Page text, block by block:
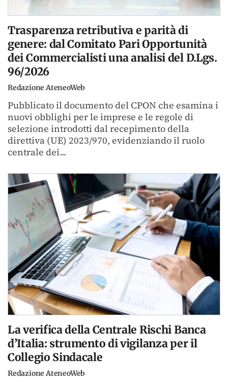
Trasparenza retributiva e parità di
genere: dal Comitato Pari Opportunità
dei Commercialisti una analisi del D.Lgs.
96/2026
Redazione AteneoWeb
Pubblicato il documento del CPON che esamina i
nuovi obblighi per le imprese e le regole di
selezione introdotti dal recepimento della
direttiva (UE) 2023/970, evidenziando il ruolo
centrale dei...
La verifica della Centrale Rischi Banca
d’Italia: strumento di vigilanza per il
Collegio Sindacale
Redazione AteneoWeb